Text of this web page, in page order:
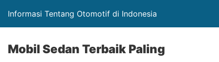
Informasi Tentang Otomotif di Indonesia
Mobil Sedan Terbaik Paling